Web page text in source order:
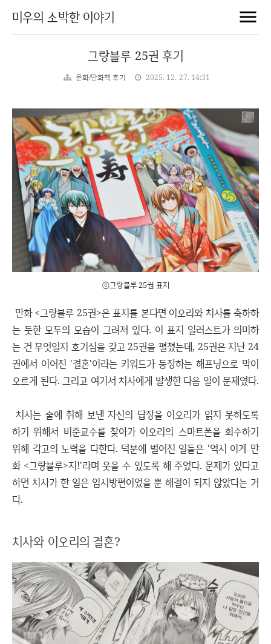
미우의 소박한 이야기
그랑블루 25권 후기
문화/만화책 후기 2025. 12. 27. 14:31
ⓒ그랑블루 25권 표지
만화 <그랑블루 25권>은 표지를 본다면 이오리와 치사를 축하하
는 듯한 모두의 모습이 그려져 있다. 이 표지 일러스트가 의미하
는 건 무엇일지 호기심을 갖고 25권을 펼쳤는데, 25권은 지난 24
권에서 이어진 '결혼'이라는 키워드가 등장하는 해프닝으로 막이
오르게 된다. 그리고 여기서 치사에게 발생한 다음 일이 문제였다.
치사는 술에 취해 보낸 자신의 답장을 이오리가 읽지 못하도록
하기 위해서 비준교수를 찾아가 이오리의 스마트폰을 회수하기
위해 각고의 노력을 다한다. 덕분에 벌어진 일들은 '역시 이게 만
화 <그랑블루>지!'라며 웃을 수 있도록 해 주었다. 문제가 있다고
하면 치사가 한 일은 임시방편이었을 뿐 해결이 되지 않았다는 거
다.
치사와 이오리의 결혼?